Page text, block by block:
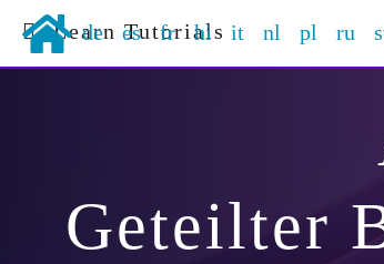
Learn Tutorials
de es fr hi it nl pl ru
Geteilter